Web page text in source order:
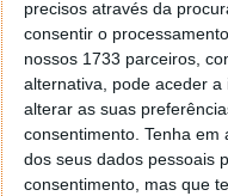
precisos através da
consentir o
nossos 1733 parceiros,
alternativa, pode aceder
alterar as suas
consentimento. Tenha em
dos seus dados pessoais
consentimento, mas que